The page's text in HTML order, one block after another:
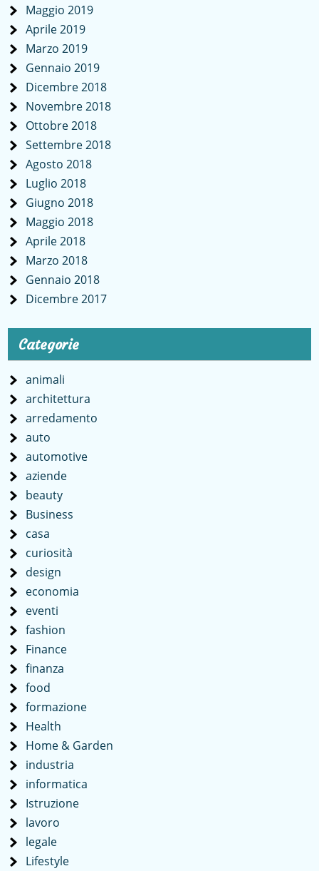
Maggio 2019
Aprile 2019
Marzo 2019
Gennaio 2019
Dicembre 2018
Novembre 2018
Ottobre 2018
Settembre 2018
Agosto 2018
Luglio 2018
Giugno 2018
Maggio 2018
Aprile 2018
Marzo 2018
Gennaio 2018
Dicembre 2017
Categorie
animali
architettura
arredamento
auto
automotive
aziende
beauty
Business
casa
curiosità
design
economia
eventi
fashion
Finance
finanza
food
formazione
Health
Home & Garden
industria
informatica
Istruzione
lavoro
legale
Lifestyle